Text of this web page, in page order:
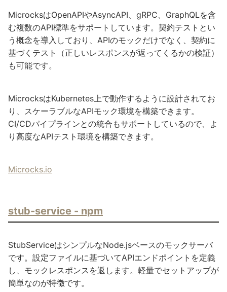
MicrocksはOpenAPIやAsyncAPI、gRPC、GraphQLを含
む複数のAPI標準をサポートしています。契約テストとい
う概念を導入しており、APIのモックだけでなく、契約に
基づくテスト（正しいレスポンスが返ってくるかの検証）
も可能です。
MicrocksはKubernetes上で動作するように設計されてお
り、スケーラブルなAPIモック環境を構築できます。
CI/CDパイプラインとの統合もサポートしているので、よ
り高度なAPIテスト環境を構築できます。
Microcks.io
stub-service - npm
StubServiceはシンプルなNode.jsベースのモックサーバ
です。設定ファイルに基づいてAPIエンドポイントを定義
し、モックレスポンスを返します。軽量でセットアップが
簡単なのが特徴です。